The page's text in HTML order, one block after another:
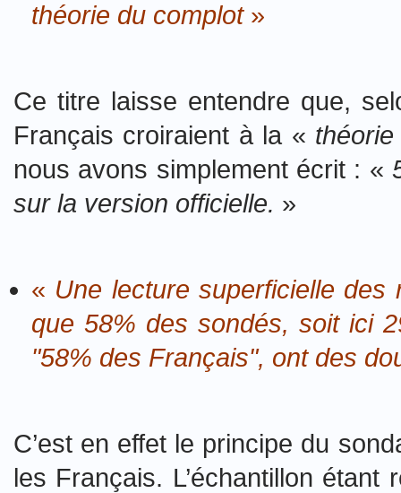
théorie du complot »
Ce titre laisse entendre que,
Français croiraient à la «
nous avons simplement écrit : «
sur la version officielle. »
« Une lecture superficielle
que 58% des sondés, soit ici
"58% des Français", ont des
C’est en effet le principe du
les Français. L’échantillon